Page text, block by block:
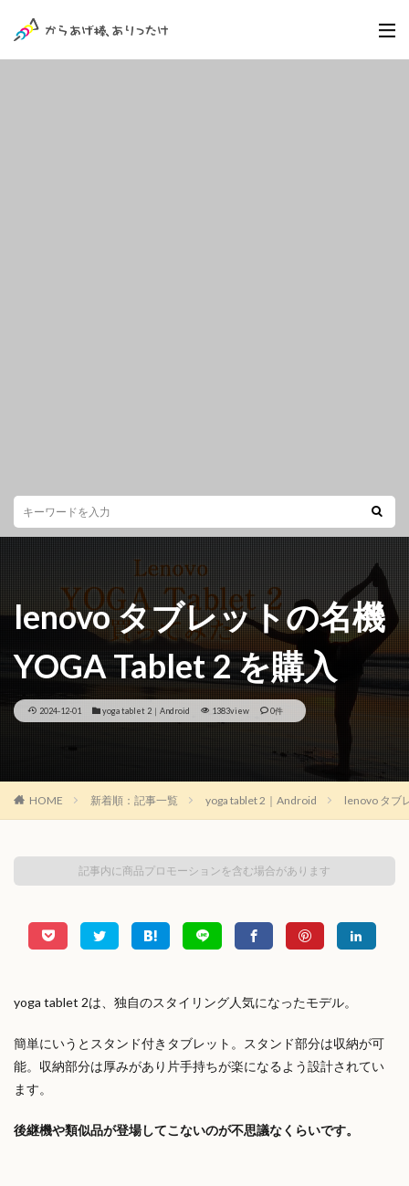
lenovo タブレットの名機
YOGA Tablet 2 を購入
2024-12-01 yoga tablet 2｜Android 1383view 0件
HOME 新着順：記事一覧 yoga tablet 2｜Android lenovo タブ
記事内に商品プロモーションを含む場合があります
yoga tablet 2は、独自のスタイリング人気になったモデル。
簡単にいうとスタンド付きタブレット。スタンド部分は収納が可
能。収納部分は厚みがあり片手持ちが楽になるよう設計されてい
ます。
後継機や類似品が登場してこないのが不思議なくらいです。